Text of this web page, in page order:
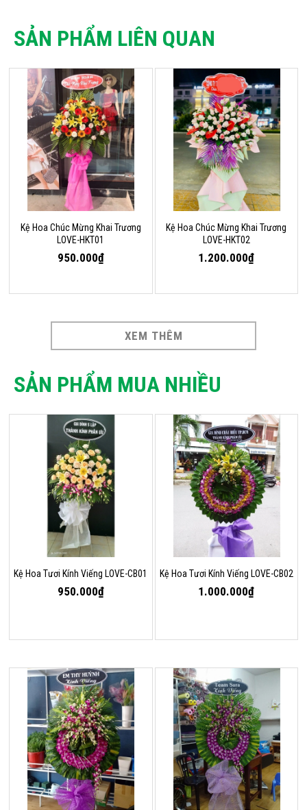
SẢN PHẨM LIÊN QUAN
Kệ Hoa Chúc Mừng Khai Trương
LOVE-HKT01
950.000₫
Kệ Hoa Chúc Mừng Khai Trương
LOVE-HKT02
1.200.000₫
XEM THÊM
SẢN PHẨM MUA NHIỀU
Kệ Hoa Tươi Kính Viếng LOVE-CB01
950.000₫
Kệ Hoa Tươi Kính Viếng LOVE-CB02
1.000.000₫